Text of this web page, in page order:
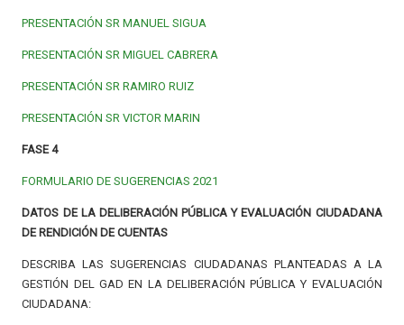
PRESENTACIÓN SR MANUEL SIGUA
PRESENTACIÓN SR MIGUEL CABRERA
PRESENTACIÓN SR RAMIRO RUIZ
PRESENTACIÓN SR VICTOR MARIN
FASE 4
FORMULARIO DE SUGERENCIAS 2021
DATOS DE LA DELIBERACIÓN PÚBLICA Y EVALUACIÓN CIUDADANA
DE RENDICIÓN DE CUENTAS
DESCRIBA LAS SUGERENCIAS CIUDADANAS PLANTEADAS A LA
GESTIÓN DEL GAD EN LA DELIBERACIÓN PÚBLICA Y EVALUACIÓN
CIUDADANA: